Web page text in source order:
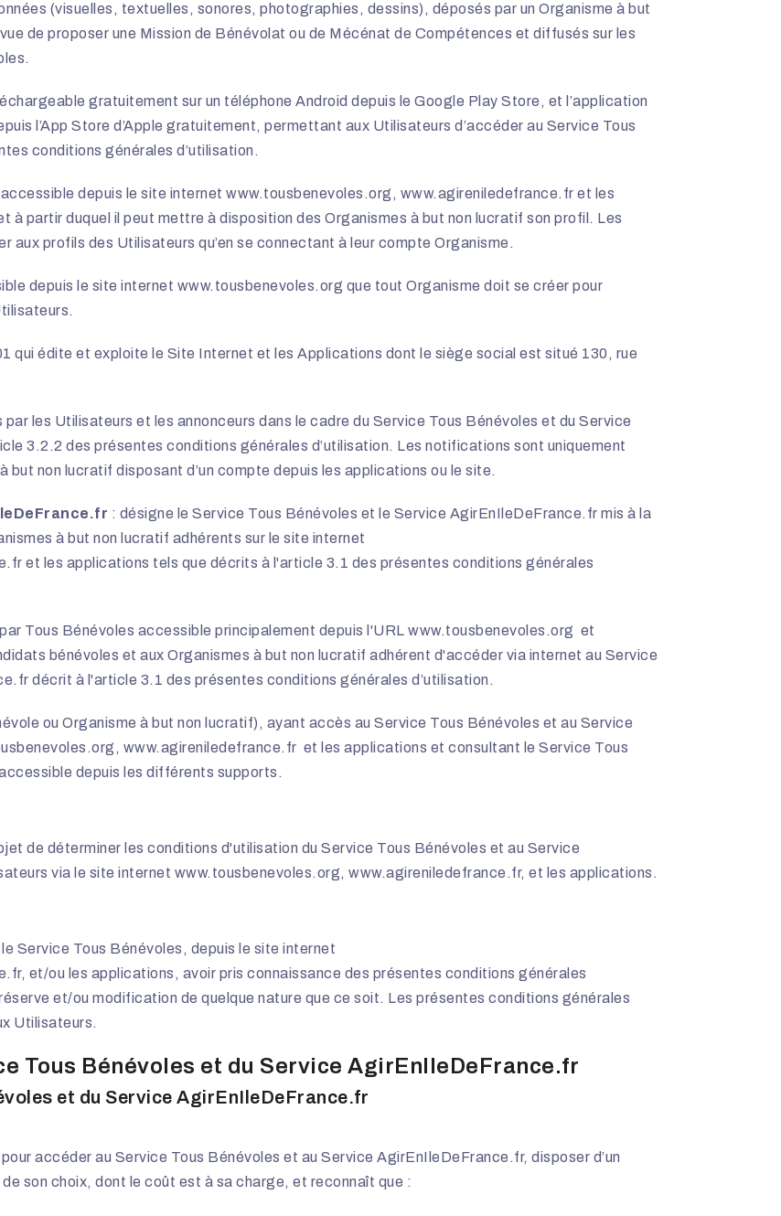
(visuelles, textuelles, sonores, photographies, dessins), déposés par un Organisme à but
de proposer une Mission de Bénévolat ou de Mécénat de Compétences et diffusés sur les
gratuitement sur un téléphone Android depuis le Google Play Store, et l’application
l’App Store d’Apple gratuitement, permettant aux Utilisateurs d’accéder au Service Tous
conditions générales d’utilisation.
depuis le site internetwww.tousbenevoles.org, www.agireniledefrance.fr et les
partir duquel il peut mettre à disposition des Organismes à but non lucratif son profil. Les
aux profils des Utilisateurs qu’en se connectant à leur compte Organisme.
depuis le site internet www.tousbenevoles.org que tout Organisme doit se créer pour
qui édite et exploite le Site Internet et les Applications dont le siège social est situé 130, rue
les Utilisateurs et les annonceurs dans le cadre du Service Tous Bénévoles et du Service
3.2.2 des présentes conditions générales d’utilisation. Les notifications sont uniquement
non lucratif disposant d’un compte depuis les applications ou le site.
: désigne le Service Tous Bénévoles et le Service AgirEnIleDeFrance.fr mis à la
à but non lucratif adhérents sur le site internet
et les applications tels que décrits à l'article 3.1 des présentes conditions générales
Tous Bénévoles accessible principalement depuis l'URLwww.tousbenevoles.org et
bénévoles et aux Organismes à but non lucratif adhérent d'accéder via internet au Service
décrit à l'article 3.1 des présentes conditions générales d’utilisation.
ou Organisme à but non lucratif), ayant accès au Service Tous Bénévoles et au Service
www.agireniledefrance.fr et les applications et consultant le Service Tous
depuis les différents supports.
de déterminer les conditions d'utilisation du Service Tous Bénévoles et au Service
via le site internet www.tousbenevoles.org, www.agireniledefrance.fr, et les applications.
Service Tous Bénévoles, depuis le site internet
, et/ou les applications, avoir pris connaissance des présentes conditions générales
et/ou modification de quelque nature que ce soit. Les présentes conditions générales
Utilisateurs.
Tous Bénévoles et du Service AgirEnIleDeFrance.fr
et du Service AgirEnIleDeFrance.fr
accéder au Service Tous Bénévoles et au Service AgirEnIleDeFrance.fr, disposer d’un
son choix, dont le coût est à sa charge, et reconnaît que :